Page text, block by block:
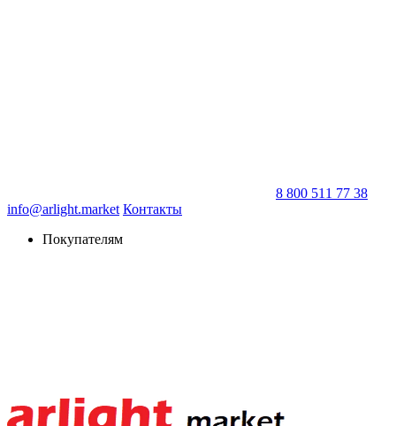
8 800 511 77 38
info@arlight.market Контакты
Покупателям